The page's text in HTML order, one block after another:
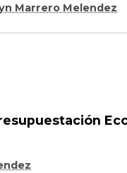
Marrero Melendez